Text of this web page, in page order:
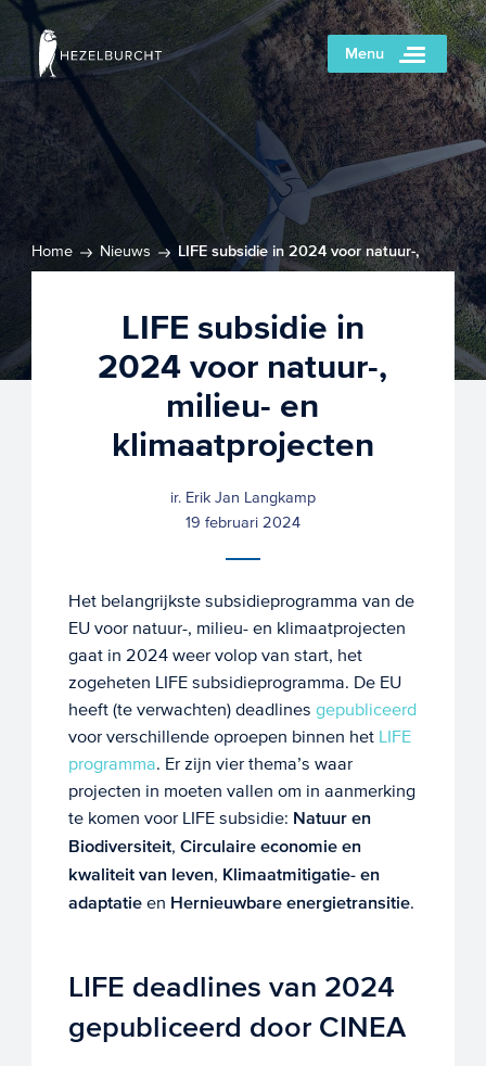
Menu
Home Nieuws
LIFE subsidie in 2024 voor natuur-,
LIFE subsidie in
2024 voor natuur-,
milieu- en
klimaatprojecten
ir. Erik Jan Langkamp
19 februari 2024
Het belangrijkste subsidieprogramma van de
EU voor natuur-, milieu- en klimaatprojecten
gaat in 2024 weer volop van start, het
zogeheten LIFE subsidieprogramma. De EU
heeft (te verwachten) deadlines gepubliceerd
voor verschillende oproepen binnen het LIFE
programma. Er zijn vier thema’s waar
projecten in moeten vallen om in aanmerking
te komen voor LIFE subsidie: Natuur en
Biodiversiteit, Circulaire economie en
kwaliteit van leven, Klimaatmitigatie- en
adaptatieen Hernieuwbare energietransitie.
LIFE deadlines van 2024
gepubliceerd door CINEA